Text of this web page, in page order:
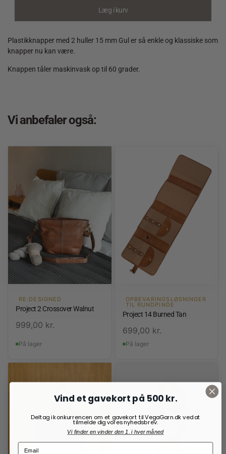
quantity
Læg i kurv
Plastikknapper med 2 huller 15 mm Gul er så enkle og klassiske som
knapper nu kan være.
Knappen tåler maskinvask op til 60 grader.
Vi anbefaler også:
RE:DESIGNED
Project 2 Crossover Walnut
999,00 kr.
På lager
OPBEVARINGSLØSNINGER
TIL RUNDPINDE
Project 14 Burned Tan
699,00 kr.
På lager
Vind et gavekort på 500 kr.
Deltag i konkurrencen om et gavekort til VegaGarn.dk ved at
tilmelde dig vores nyhedsbrev.
Vi finder en vinder den 1. i hver måned